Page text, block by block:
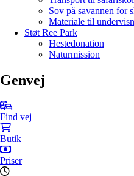
Sov på savannen for
Materiale til
Støt Ree Park
Hestedonation
Naturmission
Genvej
Find vej
Butik
Priser